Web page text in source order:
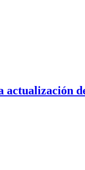
actualización